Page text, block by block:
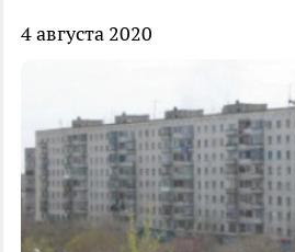
4 августа 2020